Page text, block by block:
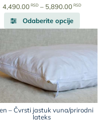
4,490.00 RSD – 5,890.00 RSD
RSD
Odaberite opcije
Ovaj
više
biti
na
– Čvrsti jastuk vuna/prirodni
lateks